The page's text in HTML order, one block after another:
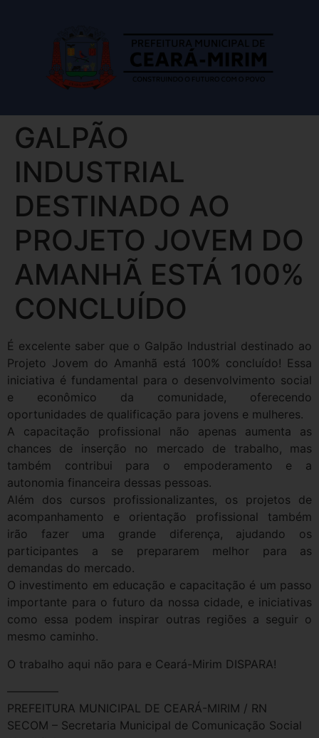
GALPÃO
INDUSTRIAL
DESTINADO AO
PROJETO JOVEM DO
AMANHÃ ESTÁ 100%
CONCLUÍDO
É excelente saber que o Galpão Industrial destinado ao
Projeto Jovem do Amanhã está 100% concluído! Essa
iniciativa é fundamental para o desenvolvimento social
e econômico da comunidade, oferecendo
oportunidades de qualificação para jovens e mulheres.
A capacitação profissional não apenas aumenta as
chances de inserção no mercado de trabalho, mas
também contribui para o empoderamento e a
autonomia financeira dessas pessoas.
Além dos cursos profissionalizantes, os projetos de
acompanhamento e orientação profissional também
irão fazer uma grande diferença, ajudando os
participantes a se prepararem melhor para as
demandas do mercado.
O investimento em educação e capacitação é um passo
importante para o futuro da nossa cidade, e iniciativas
como essa podem inspirar outras regiões a seguir o
mesmo caminho.
O trabalho aqui não para e Ceará-Mirim DISPARA!
————–
PREFEITURA MUNICIPAL DE CEARÁ-MIRIM / RN
SECOM – Secretaria Municipal de Comunicação Social